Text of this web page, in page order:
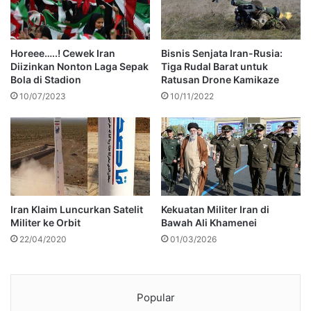
Horeee…..! Cewek Iran
Diizinkan Nonton Laga Sepak
Bola di Stadion
10/07/2023
Bisnis Senjata Iran-Rusia:
Tiga Rudal Barat untuk
Ratusan Drone Kamikaze
10/11/2022
Iran Klaim Luncurkan Satelit
Militer ke Orbit
22/04/2020
Kekuatan Militer Iran di
Bawah Ali Khamenei
01/03/2026
Popular